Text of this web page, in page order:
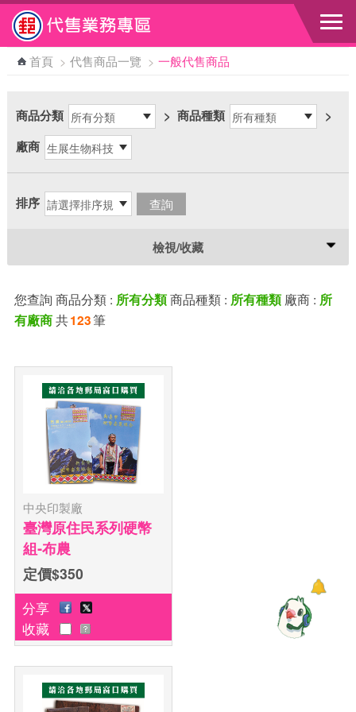
跳到主要內容區塊
首頁 > 代售商品一覽 > 一般代售商品
商品分類 > 商品種類
>
廠商
排序
檢視/收藏
您查詢 商品分類 : 所有分類商品種類 : 所有種類廠商 : 所
有廠商共123筆
中央印製廠
臺灣原住民系列硬幣
組-布農
定價$350
分享
收藏